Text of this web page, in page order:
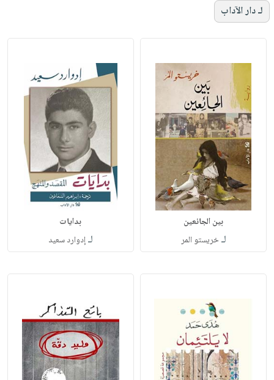
لـ دار الآداب
بين الجائعين
لـخريستو المر
بدايات
لـإدوارد سعيد